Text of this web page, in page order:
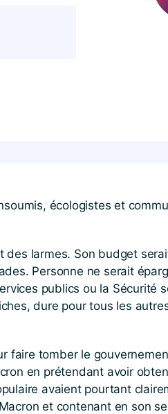
écologistes et
larmes. Son budget
Personne ne serait
publics ou la Sécurité
dure pour tous les
faire tomber le
en prétendant avoir
avaient pourtant
et contenant en son